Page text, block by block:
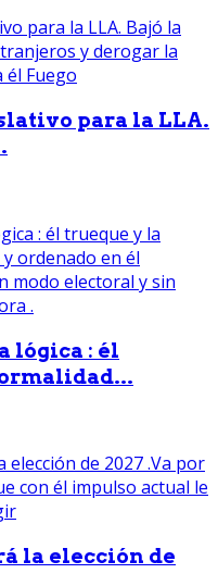
para la LLA.
lógica : él
la elección de